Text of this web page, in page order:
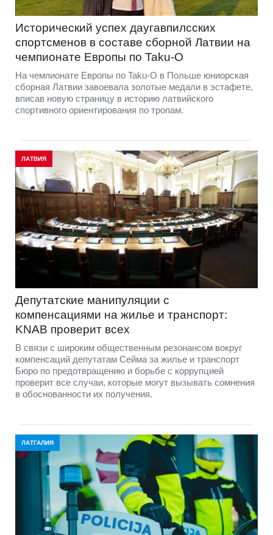
Исторический успех даугавпилсских
спортсменов в составе сборной Латвии на
чемпионате Европы по Taku-O
На чемпионате Европы по Taku-O в Польше юниорская
сборная Латвии завоевала золотые медали в эстафете,
вписав новую страницу в историю латвийского
спортивного ориентирования по тропам.
ЛАТВИЯ
Депутатские манипуляции с
компенсациями на жилье и транспорт:
KNAB проверит всех
В связи с широким общественным резонансом вокруг
компенсаций депутатам Сейма за жилье и транспорт
Бюро по предотвращению и борьбе с коррупцией
проверит все случаи, которые могут вызывать сомнения
в обоснованности их получения.
ЛАТГАЛИЯ